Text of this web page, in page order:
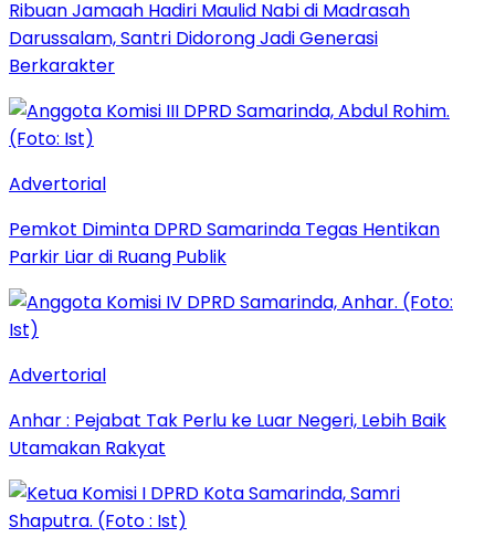
Ribuan Jamaah Hadiri Maulid Nabi di Madrasah
Darussalam, Santri Didorong Jadi Generasi
Berkarakter
Advertorial
Pemkot Diminta DPRD Samarinda Tegas Hentikan
Parkir Liar di Ruang Publik
Advertorial
Anhar : Pejabat Tak Perlu ke Luar Negeri, Lebih Baik
Utamakan Rakyat